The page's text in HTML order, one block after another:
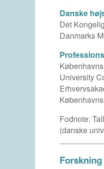
Danske
Det
Danmarks
University
Fodnote:
(danske
Forskning